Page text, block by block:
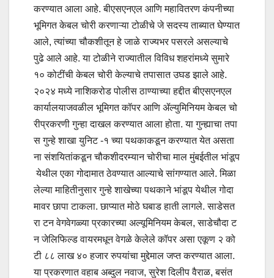
करण्यात आला आहे. बीएसएनएल आणि महावितरण कंपनीच्या
भूमिगत केबल चोरी करणाऱ्या टोळीचे जे सदस्य ताब्यात घेण्यात
आले, त्यांच्या चौकशीतून हे जाळे राज्यभर पसरले असल्याचे
पुढे आले आहे. या टोळीने राज्यातील विविध शहरांमध्ये सुमारे
१० कोटींची केबल चोरी केल्याचे तपासात उघड झाले आहे.
२०२४ मध्ये नाशिकरोड पोलीस ठाण्याच्या हद्दीत बीएसएनएल
कार्यालयाजवळील भूमिगत कॉपर आणि ॲल्युमिनियम केबल चो
रीप्रकरणी गुन्हा दाखल करण्यात आला होता. या गुन्ह्याचा तपा
स गुन्हे शाखा युनिट -१ च्या पथकाकडून करण्यात येत असता
ना संशयितांकडून चौकशीदरम्यान चोरीचा माल मुंबईतील भांडूप
येथील एका गोदामात ठेवण्यात आल्याचे सांगण्यात आले. मिळा
लेल्या माहितीनुसार गुन्हे शाखेच्या पथकाने भांडूप येथील गोदा
मावर छापा टाकला. छाप्यात मोठे घबाड हाती लागले. साडेसत
रा टन वेगवेगळ्या प्रकारच्या अल्यूमिनियम केबल, साडेचौदा ट
न जेलिफिल्ड वायरमधून वेगळे केलेले कॉपर असा एकूण २ को
टी ८८ लाख ४० हजार रुपयांचा मुद्देमाल जप्त करण्यात आला.
या प्रकरणात वहाब अब्दुल नवाज, सुरेश दिलीप वैराळ, बसंत